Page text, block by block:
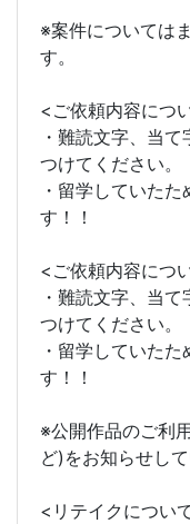
※案件については
す。
<ご依頼内容につ
・難読文字、当
つけてください。
・留学していた
す！！
<ご依頼内容につ
・難読文字、当
つけてください。
・留学していた
す！！
※公開作品のご利
ど)をお知らせし
<リテイクについ